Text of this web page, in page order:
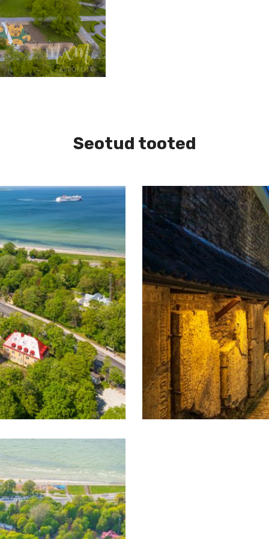
Seotud tooted